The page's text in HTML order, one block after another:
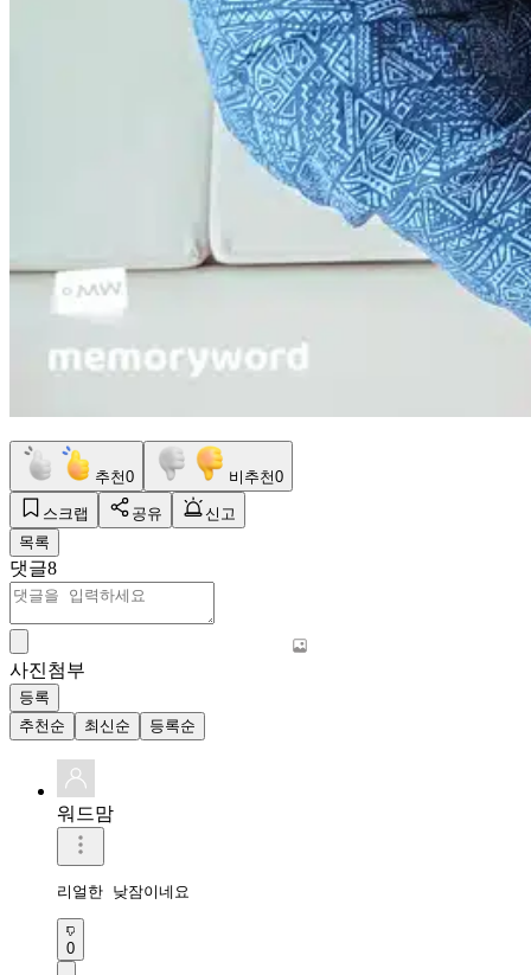
추천0 비추천0
스크랩 공유
신고
목록
댓글8
사진첨부
등록
추천순
최신순 등록순
워드맘
리얼한 낮잠이네요
0